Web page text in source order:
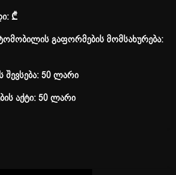
₾
გაფორმების მომსახურება:
შევსება: 50 ლარი
აქტი: 50 ლარი